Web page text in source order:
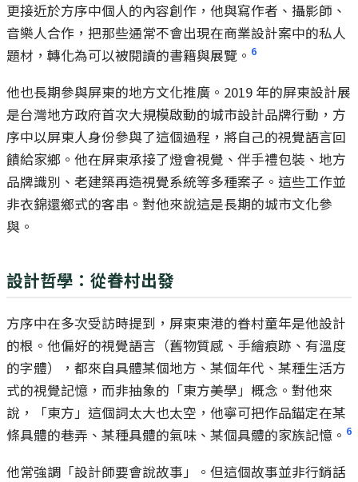
更接近於方序中個人的內容創作，他與寫作者、攝影師、
音樂人合作，把那些通常不會出現在商業設計案中的私人
題材，轉化為可以被閱讀的書籍與展覽。 6
他也長期參與屏東的地方文化推廣。2019 年的屏東設計展
是台灣地方政府首次大規模啟動的城市設計品牌行動，方
序中以屏東人身份參與了這個過程，將自己的視覺語言回
饋給家鄉。他在屏東承接了燈會視覺、伴手禮包裝、地方
品牌識別、老建築再造視覺系統等多種案子。這些工作並
非衣錦還鄉式的客串。對他來說這是長期的城市文化參
與。
設計哲學：從眷村出發
方序中在多次受訪時提到，屏東東港的眷村童年是他設計
的根。他偏好的視覺語言（舊物質感、手繪痕跡、有溫度
的字體），都來自具體某個地方、某個年代、某種生活方
式的視覺記憶，而非抽象的「東方美學」概念。對他來
說，「東方」這個詞太大也太空，他寧可把作品錨定在某
條具體的巷弄、某種具體的氣味、某個具體的家族記憶。 6
他常強調「設計師要會說故事」。但這個故事並非行銷話